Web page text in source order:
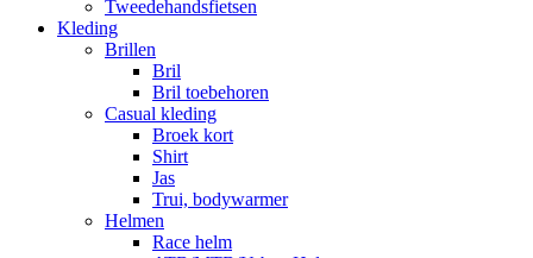
Tweedehandsfietsen
Kleding
Brillen
Bril
Bril toebehoren
Casual kleding
Broek kort
Shirt
Jas
Trui, bodywarmer
Helmen
Race helm